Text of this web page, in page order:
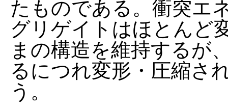
たものである。衝突エ
グリゲイトはほとんど
まの構造を維持するが
るにつれ変形・圧縮さ
う。